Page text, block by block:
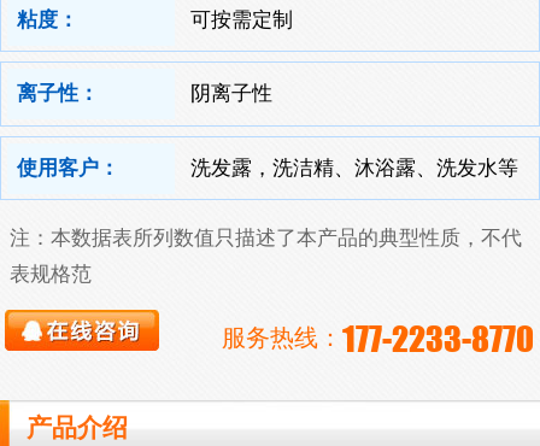
粘度： 可按需定制
离子性： 阴离子性
使用客户： 洗发露，洗洁精、沐浴露、洗发水等
注：本数据表所列数值只描述了本产品的典型性质，不代
表规格范
服务热线：177-2233-8770
产品介绍